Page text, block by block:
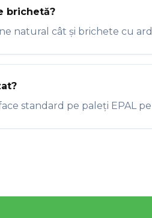
brichetă?
natural cât și brichete cu
standard pe paleți EPAL